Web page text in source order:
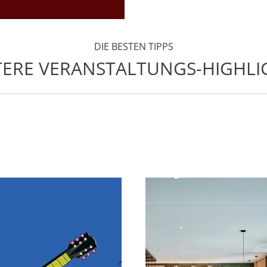
DIE BESTEN TIPPS
VERANSTALTUNGS-